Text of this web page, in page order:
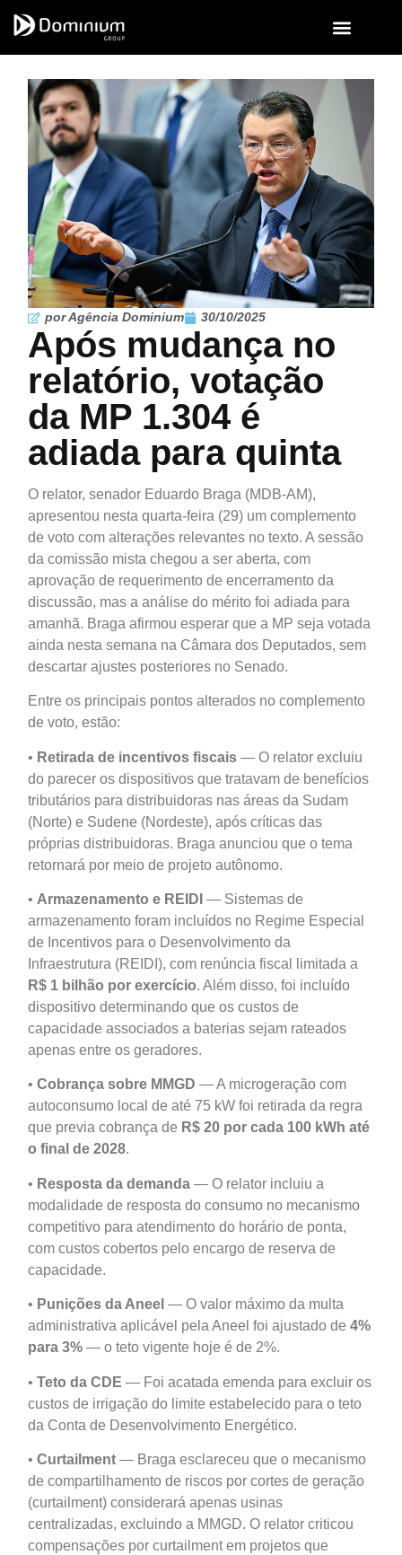
por Agência Dominium 30/10/2025
Após mudança no
relatório, votação
da MP 1.304 é
adiada para quinta
O relator, senador Eduardo Braga (MDB-AM),
apresentou nesta quarta-feira (29) um complemento
de voto com alterações relevantes no texto. A sessão
da comissão mista chegou a ser aberta, com
aprovação de requerimento de encerramento da
discussão, mas a análise do mérito foi adiada para
amanhã. Braga afirmou esperar que a MP seja votada
ainda nesta semana na Câmara dos Deputados, sem
descartar ajustes posteriores no Senado.
Entre os principais pontos alterados no complemento
de voto, estão:
• Retirada de incentivos fiscais — O relator excluiu
do parecer os dispositivos que tratavam de benefícios
tributários para distribuidoras nas áreas da Sudam
(Norte) e Sudene (Nordeste), após críticas das
próprias distribuidoras. Braga anunciou que o tema
retornará por meio de projeto autônomo.
• Armazenamento e REIDI — Sistemas de
armazenamento foram incluídos no Regime Especial
de Incentivos para o Desenvolvimento da
Infraestrutura (REIDI), com renúncia fiscal limitada a
R$ 1 bilhão por exercício. Além disso, foi incluído
dispositivo determinando que os custos de
capacidade associados a baterias sejam rateados
apenas entre os geradores.
•Cobrança sobre MMGD — A microgeração com
autoconsumo local de até 75 kW foi retirada da regra
que previa cobrança de R$ 20 por cada 100 kWh até
o final de 2028.
• Resposta da demanda — O relator incluiu a
modalidade de resposta do consumo no mecanismo
competitivo para atendimento do horário de ponta,
com custos cobertos pelo encargo de reserva de
capacidade.
• Punições da Aneel — O valor máximo da multa
administrativa aplicável pela Aneel foi ajustado de4%
para 3% — o teto vigente hoje é de 2%.
•Teto da CDE — Foi acatada emenda para excluir os
custos de irrigação do limite estabelecido para o teto
da Conta de Desenvolvimento Energético.
•Curtailment — Braga esclareceu que o mecanismo
de compartilhamento de riscos por cortes de geração
(curtailment) considerará apenas usinas
centralizadas, excluindo a MMGD. O relator criticou
compensações por curtailment em projetos que